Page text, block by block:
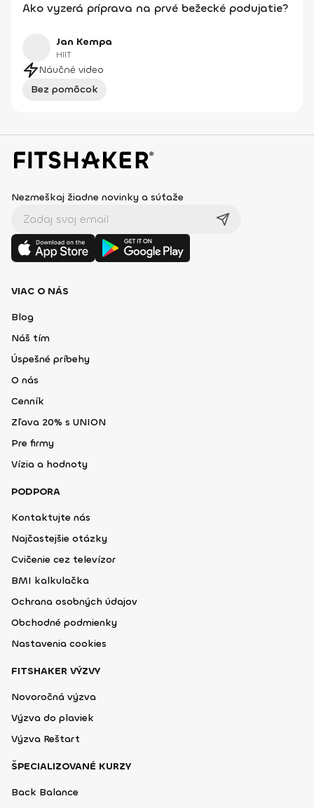
Ako vyzerá príprava na prvé bežecké podujatie?
Jan Kempa
HIIT
Náučné video
Bez pomôcok
Nezmeškaj žiadne novinky a súťaže
VIAC O NÁS
Blog
Náš tím
Úspešné príbehy
O nás
Cenník
Zľava 20% s UNION
Pre firmy
Vízia a hodnoty
PODPORA
Kontaktujte nás
Najčastejšie otázky
Cvičenie cez televízor
BMI kalkulačka
Ochrana osobných údajov
Obchodné podmienky
Nastavenia cookies
FITSHAKER VÝZVY
Novoročná výzva
Výzva do plaviek
Výzva Reštart
ŠPECIALIZOVANÉ KURZY
Back Balance